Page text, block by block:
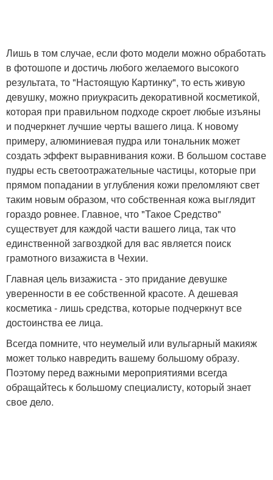
Лишь в том случае, если фото модели можно обработать
в фотошопе и достичь любого желаемого высокого
результата, то "Настоящую Картинку", то есть живую
девушку, можно приукрасить декоративной косметикой,
которая при правильном подходе скроет любые изъяны
и подчеркнет лучшие черты вашего лица. К новому
примеру, алюминиевая пудра или тональник может
создать эффект выравнивания кожи. В большом составе
пудры есть светоотражательные частицы, которые при
прямом попадании в углубления кожи преломляют свет
таким новым образом, что собственная кожа выглядит
гораздо ровнее. Главное, что "Такое Средство"
существует для каждой части вашего лица, так что
единственной загвоздкой для вас является поиск
грамотного визажиста в Чехии.
Главная цель визажиста - это придание девушке
уверенности в ее собственной красоте. А дешевая
косметика - лишь средства, которые подчеркнут все
достоинства ее лица.
Всегда помните, что неумелый или вульгарный макияж
может только навредить вашему большому образу.
Поэтому перед важными мероприятиями всегда
обращайтесь к большому специалисту, который знает
свое дело.